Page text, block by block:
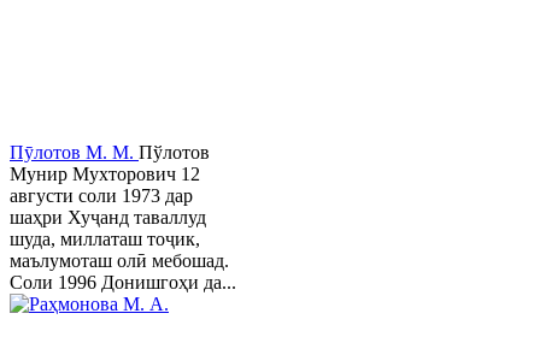
Пӯлотов М. М. Пўлотов
Мунир Мухторович 12
августи соли 1973 дар
шаҳри Хуҷанд таваллуд
шуда, миллаташ тоҷик,
маълумоташ олӣ мебошад.
Соли 1996 Донишгоҳи да...